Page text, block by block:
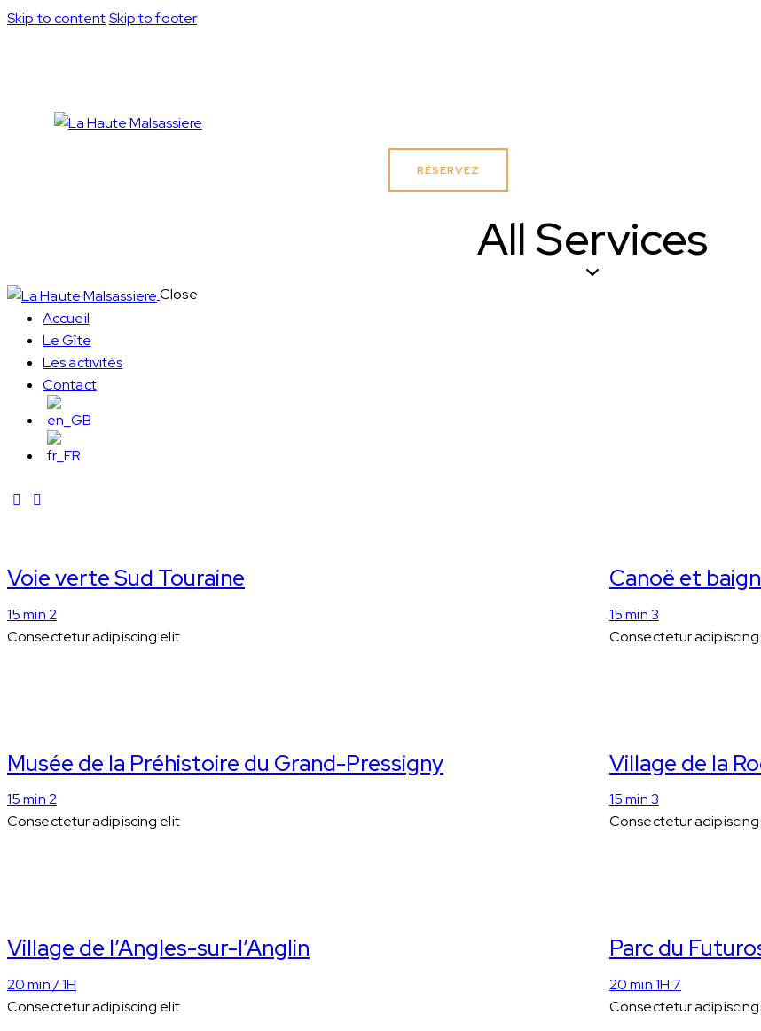
Skip to contentSkip to footer
RÉSERVEZ
All Services
Close
Accueil
Le Gîte
Les activités
Contact
Voie verte Sud Touraine
15 min 2
Consectetur adipiscing elit
Canoë et
15 min 3
Consectetur
Musée de la Préhistoire du Grand-Pressigny
15 min 2
Consectetur adipiscing elit
Village de la
15 min 3
Consectetur
Village de l’Angles-sur-l’Anglin
20 min / 1H
Consectetur adipiscing elit
Parc du
20 min 1H 7
Consectetur